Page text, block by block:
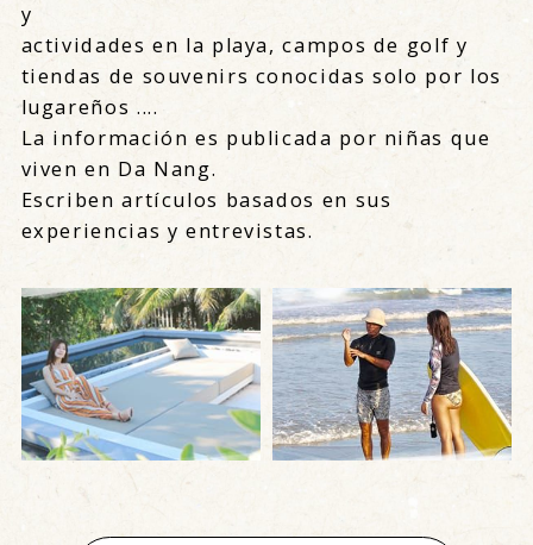
y
actividades en la playa, campos de golf y
tiendas de souvenirs conocidas solo por los
lugareños ....
La información es publicada por niñas que
viven en Da Nang.
Escriben artículos basados ​​en sus
experiencias y entrevistas.